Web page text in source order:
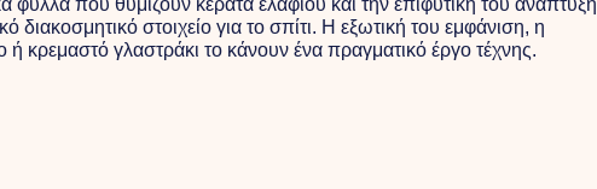
στοιχείο για το σπίτι. Η εξωτική του εμφάνιση, η
ή κρεμαστό γλαστράκι το κάνουν ένα πραγματικό έργο τέχνης.